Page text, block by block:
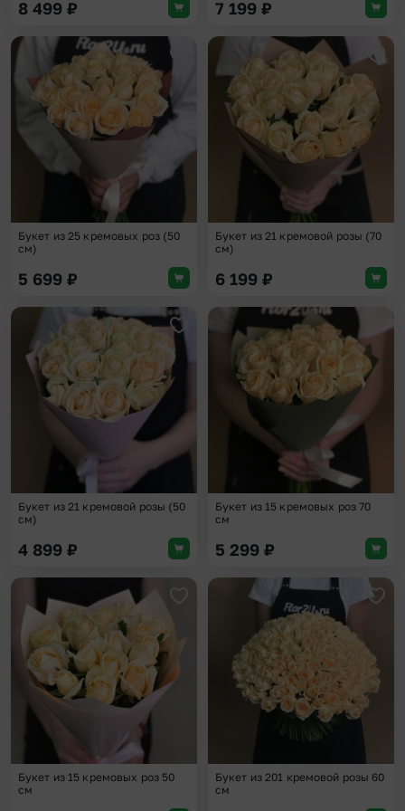
8 499 ₽ 7 199 ₽
Добавить в избранное
Букет из 25 кремовых роз (50
см)
5 699 ₽
Букет из 21 кремовой розы (70
см)
6 199 ₽
Добавить в избранное
Букет из 21 кремовой розы (50
см)
4 899 ₽
Букет из 15 кремовых роз 70
см
5 299 ₽
Добавить в избранное
Букет из 15 кремовых роз 50
см
Букет из 201 кремовой розы 60
см